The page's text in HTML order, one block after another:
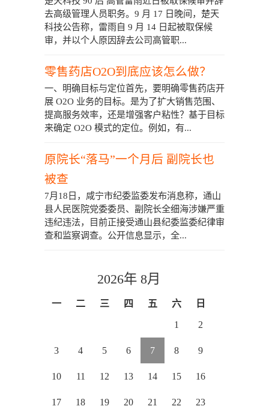
去高级管理人员职务。9 月 17 日晚间，楚天
科技公告称，雷雨自 9 月 14 日起被取保候
审，并以个人原因辞去公司高管职...
零售药店O2O到底应该怎么做？
一、明确目标与定位首先，要明确零售药店开
展 O2O 业务的目标。是为了扩大销售范围、
提高服务效率，还是增强客户粘性？基于目标
来确定 O2O 模式的定位。例如，有...
原院长“落马”一个月后 副院长也
被查
7月18日，咸宁市纪委监委发布消息称，通山
县人民医院党委委员、副院长全细海涉嫌严重
违纪违法，目前正接受通山县纪委监委纪律审
查和监察调查。公开信息显示，全...
2026年 8月
一 二 三 四 五 六 日
1 2
3 4 5 6 7 8 9
10 11 12 13 14 15 16
17 18 19 20 21 22 23